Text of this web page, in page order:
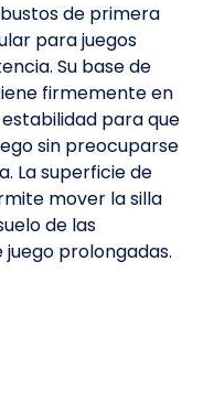
de primera
para juegos
Su base de
firmemente en
para que
sin preocuparse
La superficie de
mover la silla
de las
juego prolongadas.